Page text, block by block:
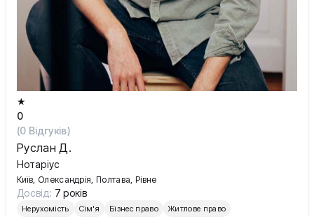
★
0
(0 Відгуків)
Руслан Д.
Нотаріус
Київ, Олександрія, Полтава, Рівне
Досвід: 7 років
Нерухомість Сім'я Бізнес право Житлове право